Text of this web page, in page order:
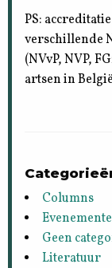
PS:
verschillende
(NVvP, NVP,
artsen in
Columns
Geen
Literatuur